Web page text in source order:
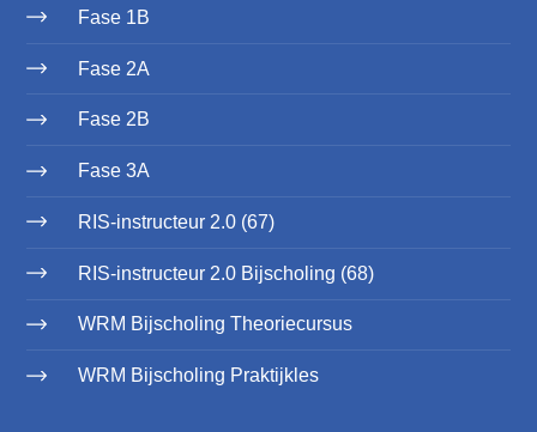
Fase 1B
Fase 2A
Fase 2B
Fase 3A
RIS-instructeur 2.0 (67)
RIS-instructeur 2.0 Bijscholing (68)
WRM Bijscholing Theoriecursus
WRM Bijscholing Praktijkles